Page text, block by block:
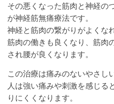
その悪くなった筋肉と神経の
が神経筋無痛療法です。
神経と筋肉の繋がりがよくな
筋肉の働きも良くなり、筋肉
され腰が良くなります。
この治療は痛みのないやさし
人は強い痛みや刺激を感じる
りにくくなります。